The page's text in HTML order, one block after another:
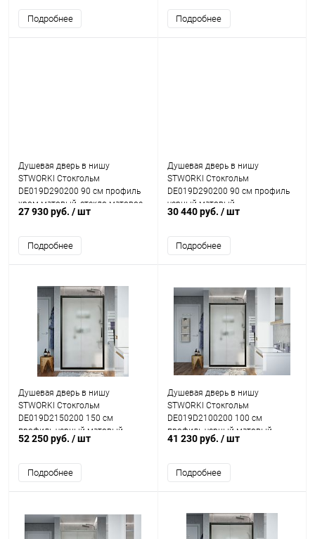
Подробнее Подробнее
Душевая дверь в нишу
STWORKI Стокгольм
DE019D290200 90 см профиль
хром матовый, стекло матовое
27 930 руб. / шт
Подробнее
Душевая дверь в нишу
STWORKI Стокгольм
DE019D290200 90 см профиль
черный матовый
30 440 руб. / шт
Подробнее
Душевая дверь в нишу
STWORKI Стокгольм
DE019D2150200 150 см
профиль черный матовый,
стекло матовое
52 250 руб. / шт
Подробнее
Душевая дверь в нишу
STWORKI Стокгольм
DE019D2100200 100 см
профиль черный матовый,
стекло матовое
41 230 руб. / шт
Подробнее